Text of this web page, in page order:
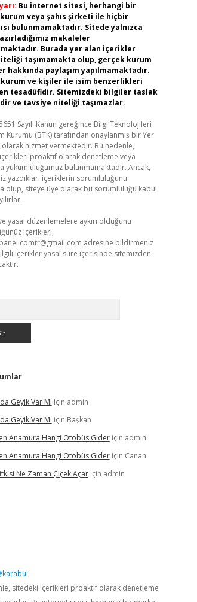
Bu internet sitesi, herhangi bir
veya şahıs şirketi ile hiçbir
bulunmamaktadır. Sitede yalnızca
makaleler
Burada yer alan içerikler
taşımamakta olup, gerçek kurum
hakkında paylaşım yapılmamaktadır.
kurum ve kişiler ile isim benzerlikleri
tesadüfidir. Sitemizdeki bilgiler taslak
ve tavsiye niteliği taşımazlar.
Sayılı Kanun gereğince Bilgi Teknolojileri
Kurumu (BTK) tarafından onaylanmış bir Yer
olarak hizmet vermektedir. Bu nedenle,
proaktif olarak denetleme veya
yükümlülüğümüz bulunmamaktadır. Ancak,
yazdıkları içeriklerin sorumluluğunu
olup, siteye üye olarak bu sorumluluğu kabul
yasal düzenlemelere aykırı olduğunu
içerikleri,
adresine bildirmeniz
içerikler yasal süre içerisinde sitemizden
Geyik Var Mı için admin
Geyik Var Mı için Başkan
Anamura Hangi Otobüs Gideriçin admin
Anamura Hangi Otobüs Gideriçin Canan
Ne Zaman Çiçek Açariçin admin
sitedeki içerikleri proaktif olarak denetleme